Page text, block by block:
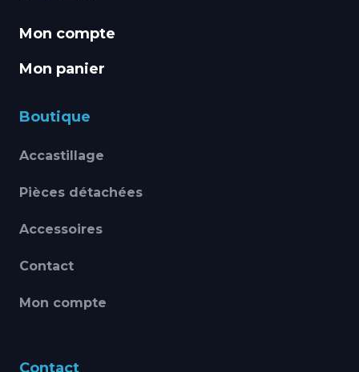
Mon compte
Mon panier
Boutique
Accastillage
Pièces détachées
Accessoires
Contact
Mon compte
Contact